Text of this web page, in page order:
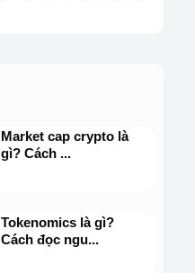
Market cap crypto là
gì? Cách ...
Tokenomics là gì?
Cách đọc ngu...